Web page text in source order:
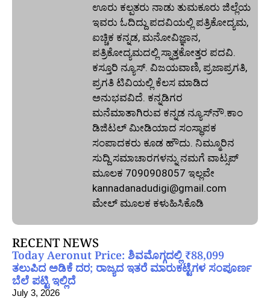
ಊರು ಕಲ್ಪತರು ನಾಡು ತುಮಕೂರು ಜಿಲ್ಲೆಯ
ಇವರು ಓದಿದ್ದು ಪದವಿಯಲ್ಲಿ ಪತ್ರಿಕೋದ್ಯಮ,
ಐಚ್ಚಿಕ ಕನ್ನಡ, ಮನೋವಿಜ್ಞಾನ,
ಪತ್ರಿಕೋದ್ಯಮದಲ್ಲಿ ಸ್ನಾತ್ತಕೋತ್ತರ ಪದವಿ.
ಕಸ್ತೂರಿ ನ್ಯೂಸ್‌. ವಿಜಯವಾಣಿ, ಪ್ರಜಾಪ್ರಗತಿ,
ಪ್ರಗತಿ ಟಿವಿಯಲ್ಲಿ ಕೆಲಸ ಮಾಡಿದ
ಅನುಭವವಿದೆ. ಕನ್ನಡಿಗರ
ಮನೆಮಾತಾಗಿರುವ ಕನ್ನಡ ನ್ಯೂಸ್‌ನೌ.ಕಾಂ
ಡಿಜಿಟಲ್‌ ಮೀಡಿಯಾದ ಸಂಸ್ಥಾಪಕ
ಸಂಪಾದಕರು ಕೂಡ ಹೌದು. ನಿಮ್ಮೂರಿನ
ಸುದ್ದಿ ಸಮಾಚಾರಗಳನ್ನು ನಮಗೆ ವಾಟ್ಸಪ್‌
ಮೂಲಕ 7090908057 ಇಲ್ಲವೇ
kannadanadudigi@gmail.com
ಮೇಲ್‌ ಮೂಲಕ ಕಳುಹಿಸಿಕೊಡಿ
RECENT NEWS
Today Aeronut Price: ಶಿವಮೊಗ್ಗದಲ್ಲಿ ₹88,099
ತಲುಪಿದ ಅಡಿಕೆ ದರ; ರಾಜ್ಯದ ಇತರೆ ಮಾರುಕಟ್ಟೆಗಳ ಸಂಪೂರ್ಣ
ಬೆಲೆ ಪಟ್ಟಿ ಇಲ್ಲಿದೆ
July 3, 2026